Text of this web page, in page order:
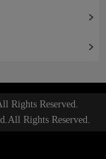
Rights Reserved.
Rights Reserved.